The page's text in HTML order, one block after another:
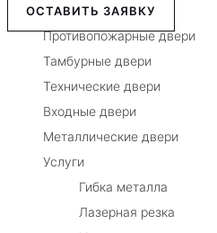
ОСТАВИТЬ ЗАЯВКУ
Противопожарные двери
Тамбурные двери
Технические двери
Входные двери
Металлические двери
Услуги
Гибка металла
Лазерная резка